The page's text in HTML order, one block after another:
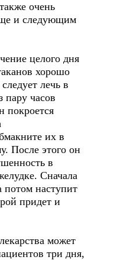
очень
и следующим
целого дня
хорошо
лечь в
пару часов
покроется
их в
После этого он
в
Сначала
потом наступит
придет и
может
три дня,